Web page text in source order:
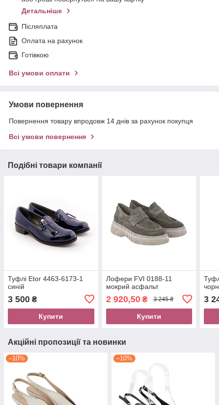
Детальніше
Післяплата
Оплата на рахунок
Готівкою
Всі умови оплати
Умови повернення
Повернення товару впродовж 14 днів за рахунок покупця
Всі умови повернення
Подібні товари компанії
Туфлі Etor 4463-6173-1
синій
3 500 ₴
Купити
Лофери FVI 0188-11
мокрий асфальт
2 920,50₴ 3 245 ₴
Купити
3
Акційні пропозиції та новинки
–10% –10%